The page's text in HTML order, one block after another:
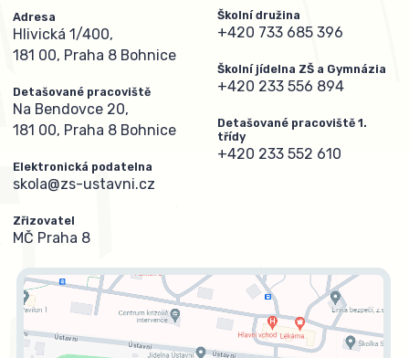
Adresa
Hlivická 1/400,
181 00, Praha 8 Bohnice
Detašované pracoviště
Na Bendovce 20,
181 00, Praha 8 Bohnice
Elektronická podatelna
skola@zs-ustavni.cz
Zřizovatel
MČ Praha 8
Školní družina
+420 733 685 396
Školní jídelna ZŠ a Gymnázia
+420 233 556 894
Detašované pracoviště 1.
třídy
+420 233 552 610